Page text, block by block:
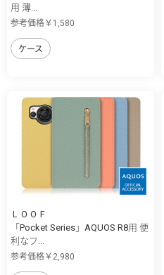
用 薄...
参考価格￥1,580
ケース
ＬＯＯＦ
「Pocket Series」AQUOS R8用 便
利なフ...
参考価格￥2,980